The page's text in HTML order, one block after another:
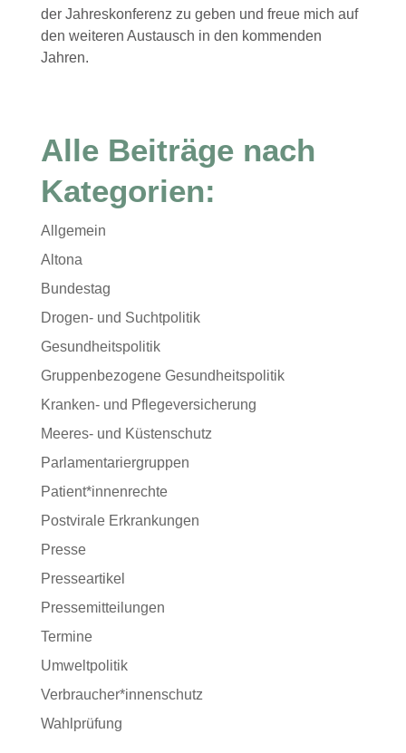
der Jahreskonferenz zu geben und freue mich auf
den weiteren Austausch in den kommenden
Jahren.
Alle Beiträge nach
Kategorien:
Allgemein
Altona
Bundestag
Drogen- und Suchtpolitik
Gesundheitspolitik
Gruppenbezogene Gesundheitspolitik
Kranken- und Pflegeversicherung
Meeres- und Küstenschutz
Parlamentariergruppen
Patient*innenrechte
Postvirale Erkrankungen
Presse
Presseartikel
Pressemitteilungen
Termine
Umweltpolitik
Verbraucher*innenschutz
Wahlprüfung